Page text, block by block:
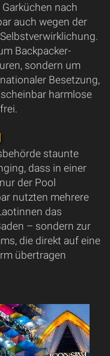
nach
auch wegen der
Backpacker-
sondern um
Besetzung,
harmlose
staunte
dass in einer
der Pool
nutzten mehrere
das
– sondern zur
die direkt auf eine
übertragen